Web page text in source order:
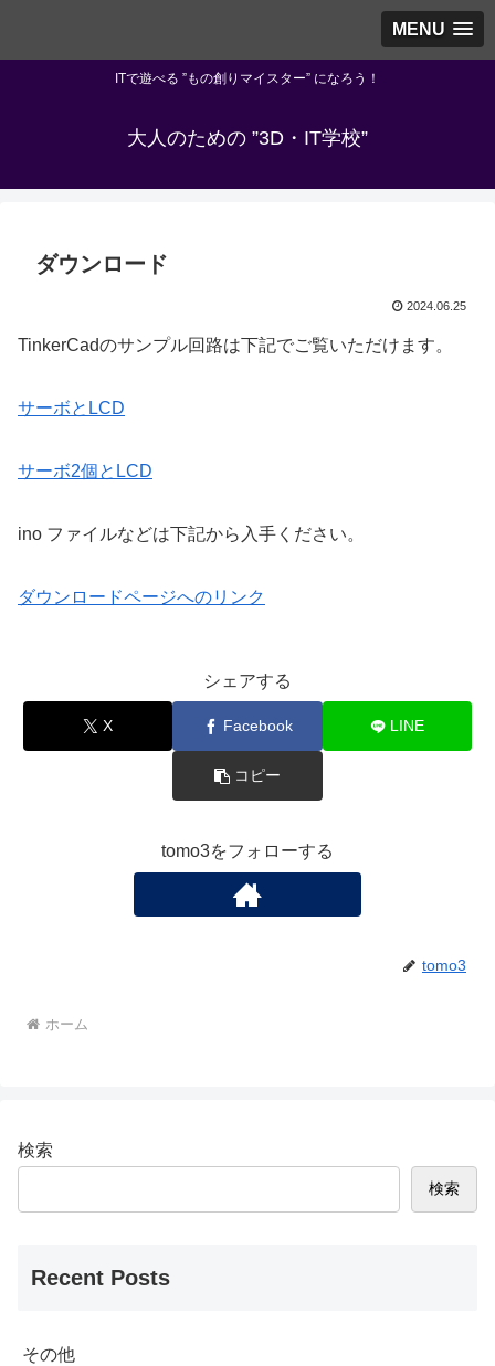
MENU
ITで遊べる ”もの創りマイスター” になろう！
大人のための ”3D・IT学校”
ダウンロード
2024.06.25
TinkerCadのサンプル回路は下記でご覧いただけます。
サーボとLCD
サーボ2個とLCD
ino ファイルなどは下記から入手ください。
ダウンロードページへのリンク
シェアする
X Facebook LINE
コピー
tomo3をフォローする
tomo3
ホーム
検索
検索
Recent Posts
その他